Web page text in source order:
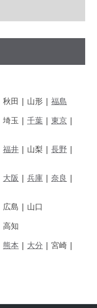
秋田 | 山形 | 福島
玉 | 千葉 | 東京 |
福井 | 山梨 | 長野 |
大阪 | 兵庫 | 奈良 |
広島 | 山口
高知
熊本 | 大分 | 宮崎 |